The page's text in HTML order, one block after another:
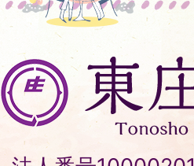
東
庄
町
Tonosho